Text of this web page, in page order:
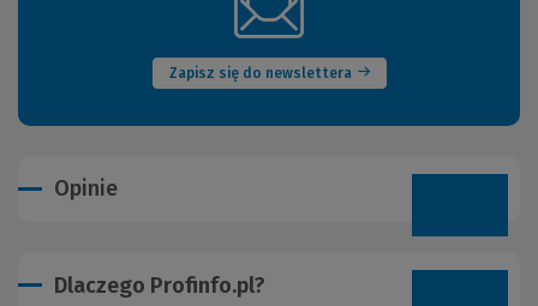
Zapisz się do newslettera
(Nowe
okno)
Opinie
Dlaczego Profinfo.pl?